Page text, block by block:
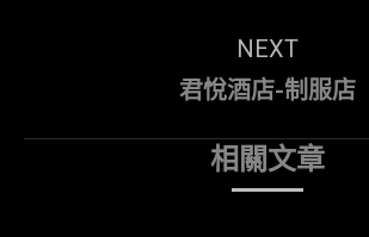
NEXT
Next
君悅酒店-制服店
相關文章